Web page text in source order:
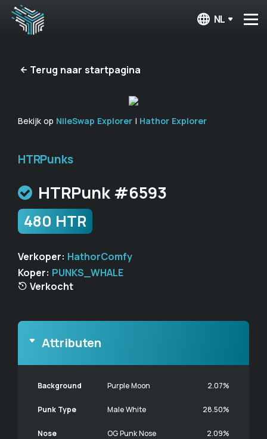
NL
Terug naar startpagina
Bekijk op NileSwap Explorer | Hathor Explorer
HTRPunks
HTRPunk #6593
480 HTR
Verkoper: HathorComfy
Koper: PUNKS_WHALE
Verkocht
Attributen
Background Purple Moon 2.07%
Punk Type Male White 28.50%
Nose OG Punk Nose 2.09%